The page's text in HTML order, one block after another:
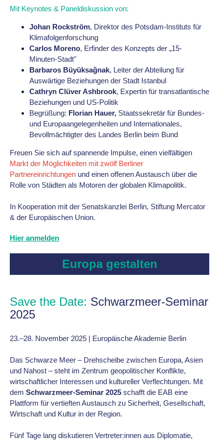
Mit Keynotes & Paneldiskussion von:
Johan Rockström, Direktor des Potsdam-Instituts für
Klimafolgenforschung
Carlos Moreno, Erfinder des Konzepts der „15-
Minuten-Stadt"
Barbaros Büyüksağnak, Leiter der Abteilung für
Auswärtige Beziehungen der Stadt Istanbul
Cathryn Clüver Ashbrook, Expertin für transatlantische
Beziehungen und US-Politik
Begrüßung: Florian Hauer, Staatssekretär für Bundes-
und Europaangelegenheiten und Internationales,
Bevollmächtigter des Landes Berlin beim Bund
Freuen Sie sich auf spannende Impulse, einen vielfältigen
Markt der Möglichkeiten mit zwölf Berliner
Partnereinrichtungen und einen offenen Austausch über die
Rolle von Städten als Motoren der globalen Klimapolitik.
In Kooperation mit der Senatskanzlei Berlin, Stiftung Mercator
& der Europäischen Union.
Hier anmelden
Europa gestalten
Save the Date: Schwarzmeer-Seminar
2025
23.–28. November 2025 | Europäische Akademie Berlin
Das Schwarze Meer – Drehscheibe zwischen Europa, Asien
und Nahost – steht im Zentrum geopolitischer Konflikte,
wirtschaftlicher Interessen und kultureller Verflechtungen. Mit
dem Schwarzmeer-Seminar 2025 schafft die EAB eine
Plattform für vertieften Austausch zu Sicherheit, Gesellschaft,
Wirtschaft und Kultur in der Region.
Fünf Tage lang diskutieren Vertreter:innen aus Diplomatie,